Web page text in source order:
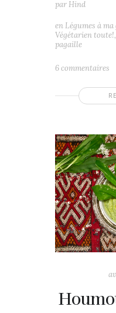
par Hind
en Légumes à ma
Végétarien toute!,
pagaille
6 commentaires